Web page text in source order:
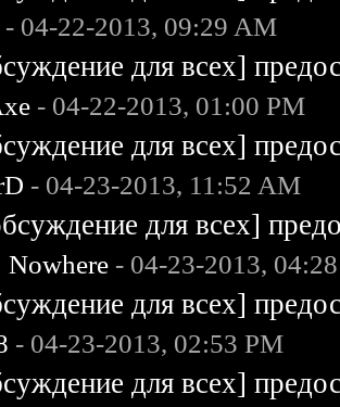
- 04-22-2013, 09:29 AM
для всех]
- 04-22-2013, 01:00 PM
для всех]
- 04-23-2013, 11:52 AM
для всех]
Nowhere - 04-23-2013,
для всех]
- 04-23-2013, 02:53 PM
для всех]